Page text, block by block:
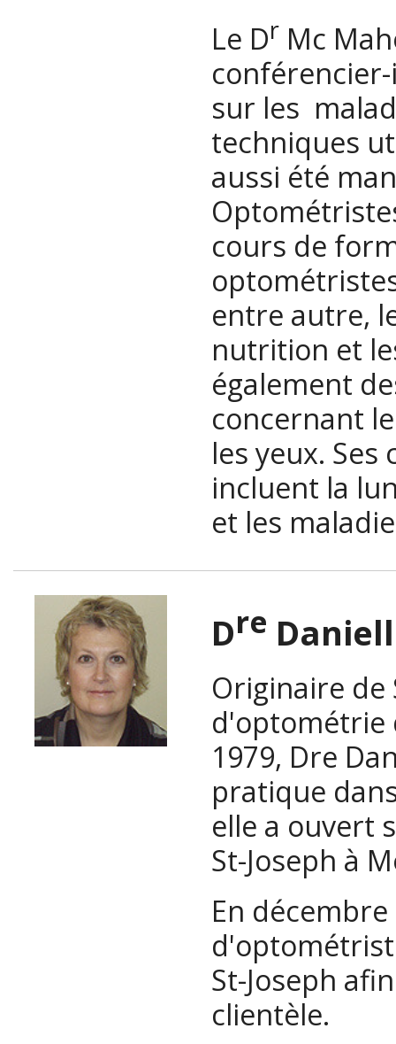
Le DrMc
sur les
techniques
aussi été
cours de
entre autre,
nutrition et
également
concernant
les yeux.
incluent la
et les
Dre
Originaire de
d'optométrie
1979, Dre
pratique
elle a ouvert
St-Joseph à
En
St-Joseph
clientèle.